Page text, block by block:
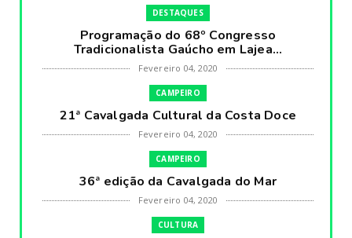
DESTAQUES
Programação do 68º Congresso
Tradicionalista Gaúcho em Lajea...
Fevereiro 04, 2020
CAMPEIRO
21ª Cavalgada Cultural da Costa Doce
Fevereiro 04, 2020
CAMPEIRO
36ª edição da Cavalgada do Mar
Fevereiro 04, 2020
CULTURA